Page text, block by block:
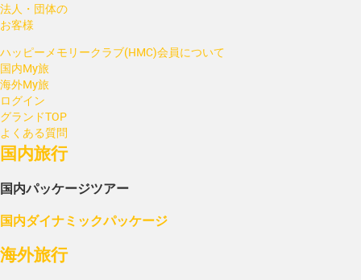
法人・団体の
お客様
ハッピーメモリークラブ(HMC)会員について
国内My旅
海外My旅
ログイン
グランドTOP
よくある質問
国内旅行
国内パッケージツアー
国内ダイナミックパッケージ
海外旅行